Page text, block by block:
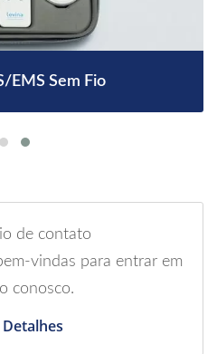
EMS Sem Fio
de contato
vindas para entrar em
conosco.